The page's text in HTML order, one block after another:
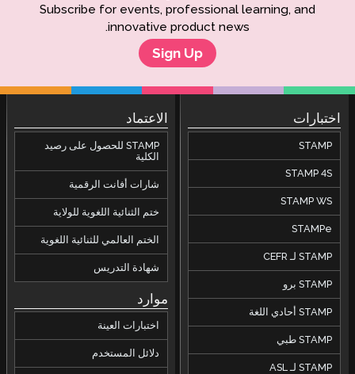
Subscribe for events, professional learning, and
innovative product news.
Sign Up
اختبارات
STAMP
STAMP 4S
STAMP WS
STAMPe
STAMP لـ CEFR
STAMP برو
STAMP أحادي اللغة
STAMP طبي
STAMP لـ ASL
الاعتماد
STAMP للحصول على رصيد
الكلية
شارات أفانت الرقمية
ختم الثنائية اللغوية للولاية
الختم العالمي للثنائية اللغوية
شهادة التدريس
موارد
اختبارات العينة
دلائل المستخدم